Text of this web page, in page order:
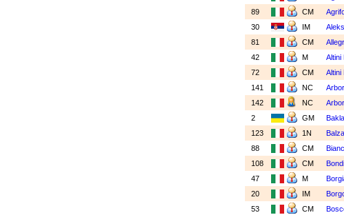
89
CM
30
IM
81
CM
42
M Altini
72
CM Altini
141
NC
142
NC
2
GM
123
1N
88
CM
108
CM
47
M
20
IM
53
CM